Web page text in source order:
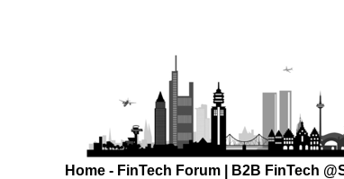
Home - FinTech Forum | B2B FinTech